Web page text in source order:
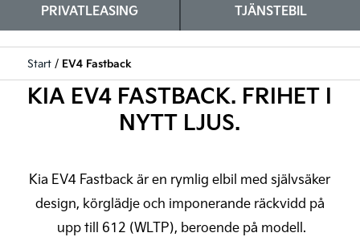
PRIVATLEASING TJÄNSTEBIL
Start/ EV4 Fastback
KIA EV4 FASTBACK. FRIHET I
NYTT LJUS.
Kia EV4 Fastback är en rymlig elbil med självsäker
design, körglädje och imponerande räckvidd på
upp till 612 (WLTP), beroende på modell.